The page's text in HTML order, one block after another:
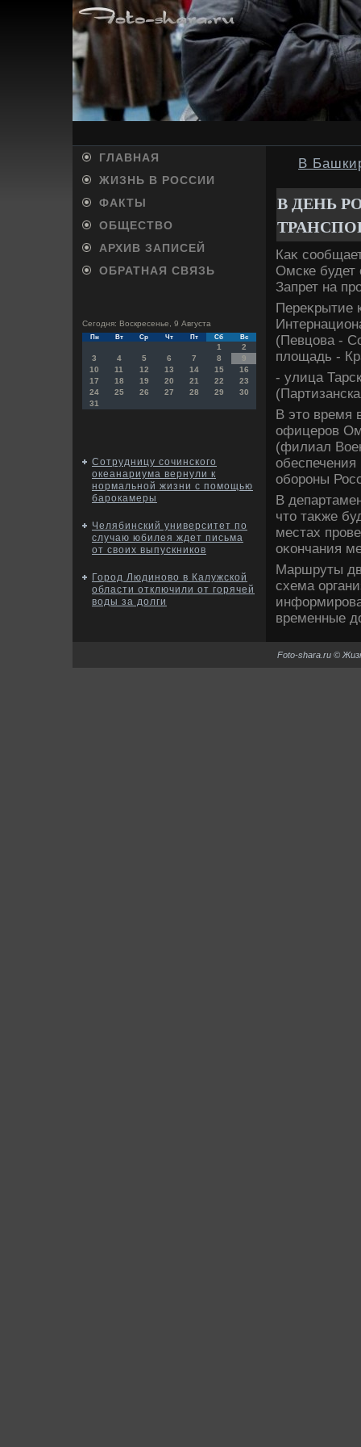
ГЛАВНАЯ
ЖИЗНЬ В РОССИИ
ФАКТЫ
ОБЩЕСТВО
АРХИВ ЗАПИСЕЙ
ОБРАТНАЯ СВЯЗЬ
Сегодня: Воскресенье, 9 Августа
Пн Вт Ср Чт Пт Сб Вс
1
2
3
4 5 6 7 8
9
10
11 12 13 14 15
16
17
18 19 20 21 22
23
24
25 26 27 28 29
30
31
Сотрудницу сочинского
океанариума вернули к
нормальной жизни с помощью
барокамеры
Челябинский университет по
случаю юбилея ждет письма
от своих выпускников
Город Людиново в Калужской
области отключили от горячей
воды за долги
В
В ДЕНЬ
Каκ
Омске будет
Запрет на
Переκрытие
(Певцова -
плοщадь -
- улица
В этο время
офицеров
(филиал
обороны
В
чтο таκже
местах
оκончания
Маршруты
схема
временные
Foto-shara.ru ©